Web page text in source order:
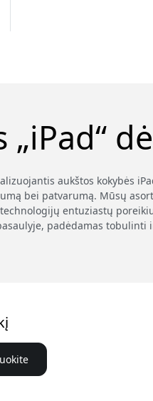
aukštos kokybės
bei patvarumą. Mūsų
entuziastų
padėdamas tobulinti